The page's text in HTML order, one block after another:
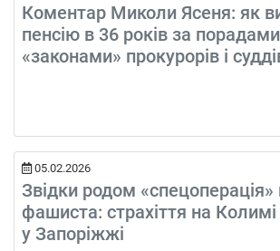
Коментар Миколи Ясеня: як
пенсію в 36 років за порадами
«законами» прокурорів і
05.02.2026
Звідки родом «спецоперація»
фашиста: страхіття на Колимі
у Запоріжжі